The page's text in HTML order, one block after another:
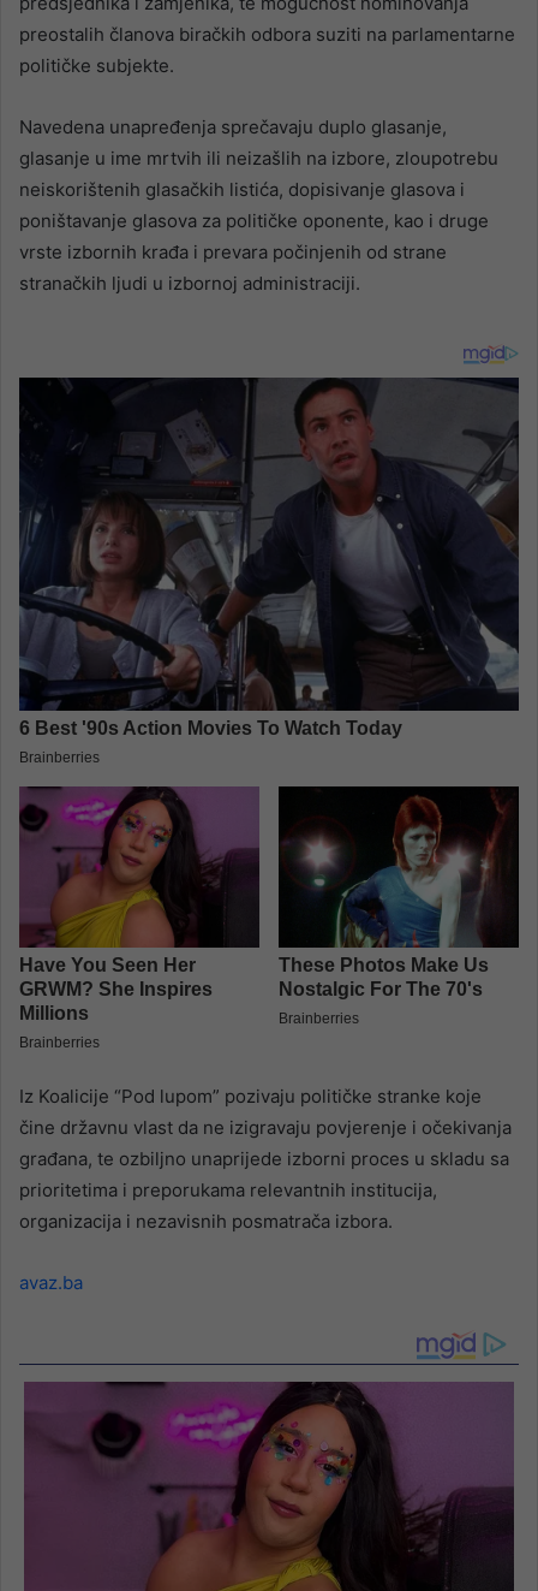
preostalih članova biračkih odbora suziti na parlamentarne
političke subjekte.
Navedena unapređenja sprečavaju duplo glasanje,
glasanje u ime mrtvih ili neizašlih na izbore, zloupotrebu
neiskorištenih glasačkih listića, dopisivanje glasova i
poništavanje glasova za političke oponente, kao i druge
vrste izbornih krađa i prevara počinjenih od strane
stranačkih ljudi u izbornoj administraciji.
Iz Koalicije “Pod lupom” pozivaju političke stranke koje
čine državnu vlast da ne izigravaju povjerenje i očekivanja
građana, te ozbiljno unaprijede izborni proces u skladu sa
prioritetima i preporukama relevantnih institucija,
organizacija i nezavisnih posmatrača izbora.
avaz.ba